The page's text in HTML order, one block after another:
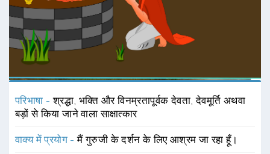
परिभाषा -श्रद्धा, भक्ति और विनम्रतापूर्वक देवता, देवमूर्ति अथवा
बड़ों से किया जाने वाला साक्षात्कार
वाक्य में प्रयोग -मैं गुरुजी के दर्शन के लिए आश्रम जा रहा हूँ।